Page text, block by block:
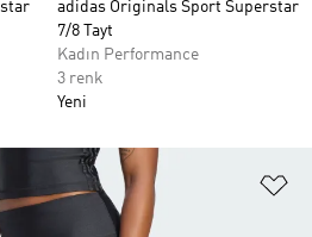
adidas Originals Sport Superstar
7/8 Tayt
Kadın Performance
3 renk
Yeni